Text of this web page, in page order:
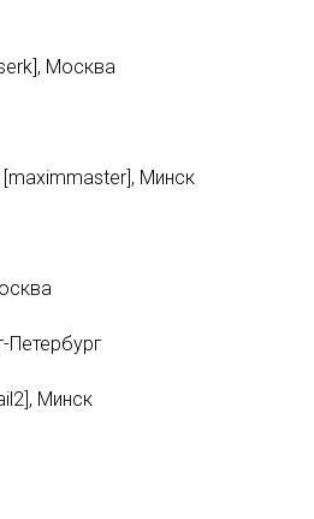
Москва
Минск
Петербург
Минск